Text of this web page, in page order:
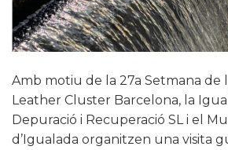
Amb motiu de la 27a Setmana de
Leather Cluster Barcelona, la
Depuració i Recuperació SL i el
d’Igualada organitzen una visita